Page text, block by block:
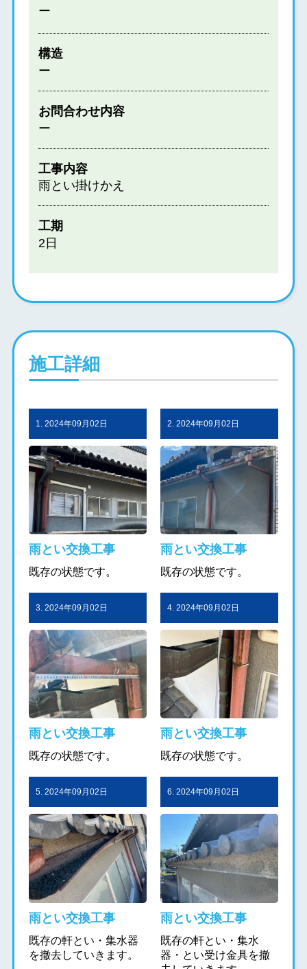
ー
構造
ー
お問合わせ内容
ー
工事内容
雨とい掛けかえ
工期
2日
施工詳細
1. 2024年09月02日
雨とい交換工事
既存の状態です。
2. 2024年09月02日
雨とい交換工事
既存の状態です。
3. 2024年09月02日
雨とい交換工事
既存の状態です。
4. 2024年09月02日
雨とい交換工事
既存の状態です。
5. 2024年09月02日
雨とい交換工事
既存の軒とい・集水器
を撤去していきます。
6. 2024年09月02日
雨とい交換工事
既存の軒とい・集水
器・とい受け金具を撤